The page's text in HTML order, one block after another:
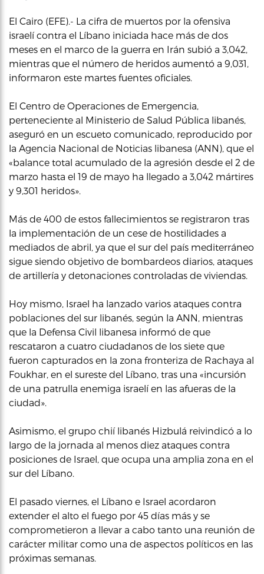
El Cairo (EFE).- La cifra de muertos por la ofensiva
israelí contra el Líbano iniciada hace más de dos
meses en el marco de la guerra en Irán subió a 3,042,
mientras que el número de heridos aumentó a 9,031,
informaron este martes fuentes oficiales.
El Centro de Operaciones de Emergencia,
perteneciente al Ministerio de Salud Pública libanés,
aseguró en un escueto comunicado, reproducido por
la Agencia Nacional de Noticias libanesa (ANN), que el
«balance total acumulado de la agresión desde el 2 de
marzo hasta el 19 de mayo ha llegado a 3,042 mártires
y 9,301 heridos».
Más de 400 de estos fallecimientos se registraron tras
la implementación de un cese de hostilidades a
mediados de abril, ya que el sur del país mediterráneo
sigue siendo objetivo de bombardeos diarios, ataques
de artillería y detonaciones controladas de viviendas.
Hoy mismo, Israel ha lanzado varios ataques contra
poblaciones del sur libanés, según la ANN, mientras
que la Defensa Civil libanesa informó de que
rescataron a cuatro ciudadanos de los siete que
fueron capturados en la zona fronteriza de Rachaya al
Foukhar, en el sureste del Líbano, tras una «incursión
de una patrulla enemiga israelí en las afueras de la
ciudad».
Asimismo, el grupo chií libanés Hizbulá reivindicó a lo
largo de la jornada al menos diez ataques contra
posiciones de Israel, que ocupa una amplia zona en el
sur del Líbano.
El pasado viernes, el Líbano e Israel acordaron
extender el alto el fuego por 45 días más y se
comprometieron a llevar a cabo tanto una reunión de
carácter militar como una de aspectos políticos en las
próximas semanas.